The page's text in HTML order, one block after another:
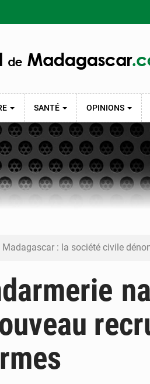
SANTÉ OPINIONS
Madagascar : la société civile dénonce le
Ecole de la Gendarmerie nationale d’Ambositra :
de croissance revu à un très bas
allège la dette de Madagascar et